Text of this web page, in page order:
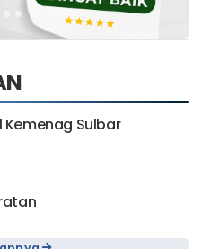
Kemenag Sulbar